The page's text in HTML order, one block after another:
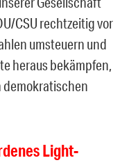
CSU rechtzeitig vor
umsteuern und
heraus bekämpfen,
demokratischen
Light-